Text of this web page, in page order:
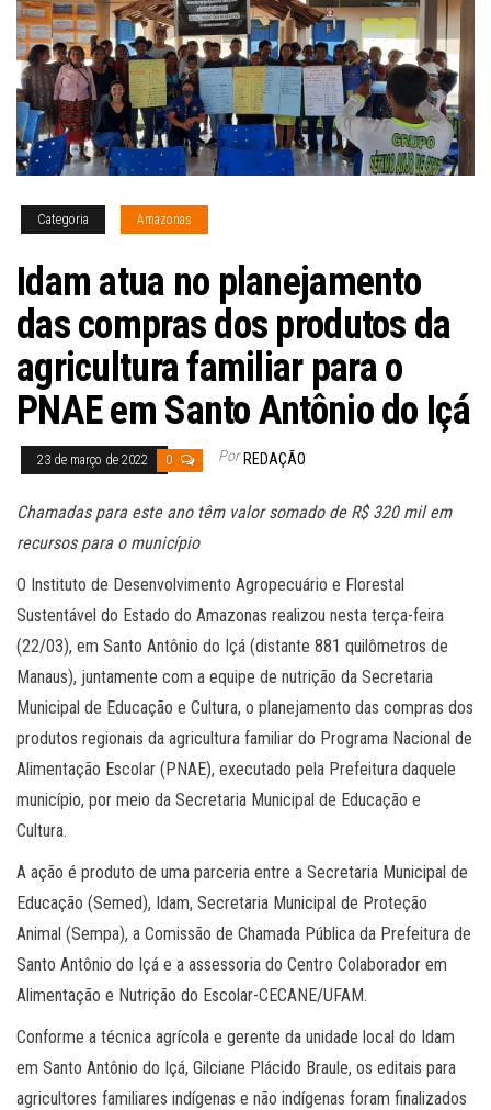
Categoria Amazonas
Idam atua no planejamento
das compras dos produtos da
agricultura familiar para o
PNAE em Santo Antônio do Içá
23 de março de 2022 0 Por REDAÇÃO
Chamadas para este ano têm valor somado de R$ 320 mil em
recursos para o município
O Instituto de Desenvolvimento Agropecuário e Florestal
Sustentável do Estado do Amazonas realizou nesta terça-feira
(22/03), em Santo Antônio do Içá (distante 881 quilômetros de
Manaus), juntamente com a equipe de nutrição da Secretaria
Municipal de Educação e Cultura, o planejamento das compras dos
produtos regionais da agricultura familiar do Programa Nacional de
Alimentação Escolar (PNAE), executado pela Prefeitura daquele
município, por meio da Secretaria Municipal de Educação e
Cultura.
A ação é produto de uma parceria entre a Secretaria Municipal de
Educação (Semed), Idam, Secretaria Municipal de Proteção
Animal (Sempa), a Comissão de Chamada Pública da Prefeitura de
Santo Antônio do Içá e a assessoria do Centro Colaborador em
Alimentação e Nutrição do Escolar-CECANE/UFAM.
Conforme a técnica agrícola e gerente da unidade local do Idam
em Santo Antônio do Içá, Gilciane Plácido Braule, os editais para
agricultores familiares indígenas e não indígenas foram finalizados